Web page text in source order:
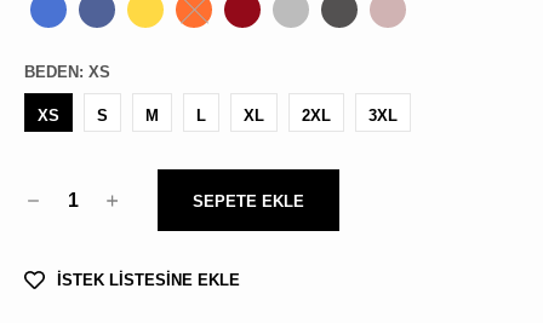
BEDEN : XS
XS S M L XL 2XL 3XL
1 SEPETE EKLE
İSTEK LİSTESİNE EKLE